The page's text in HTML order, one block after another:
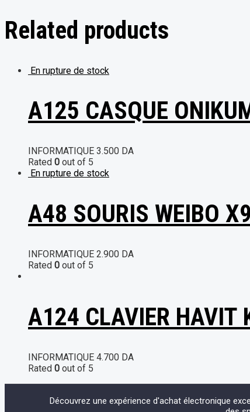
Related products
En rupture de stock
A125 CASQUE
INFORMATIQUE 3.500 DA
Rated 0 out of 5
En rupture de stock
A48 SOURIS WEIBO X9
INFORMATIQUE 2.900 DA
Rated 0 out of 5
A124 CLAVIER HAVIT
INFORMATIQUE 4.700 DA
Rated 0 out of 5
Découvrez une expérience d'achat électronique